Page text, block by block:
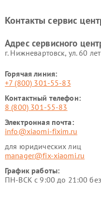
Ремонт стиральных машин
Контакты сервис
Адрес сервисного
г. Нижневартовск, ул. 60
Горячая линия:
+7 (800) 301-55-83
Контактный телефон:
8 (800) 301-55-83
Электронная почта:
info@xiaomi-fixim.ru
для юридических лиц
manager@fix-xiaomi.ru
График работы:
ПН-ВСК с 9:00 до 21:00